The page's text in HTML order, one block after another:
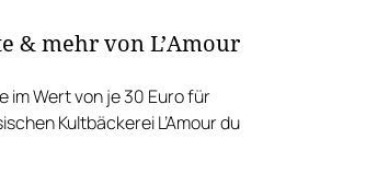
& mehr von L’Amour
im Wert von je 30 Euro für
Kultbäckerei L’Amour du